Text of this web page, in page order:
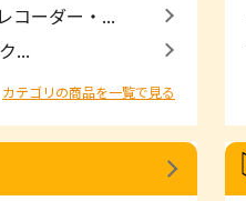
コーダー・...
...
カテゴリの商品を一覧で見る